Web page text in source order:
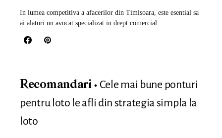
In lumea competitiva a afacerilor din Timisoara, este esential sa
ai alaturi un avocat specializat in drept comercial…
Recomandari
Cele mai bune ponturi
pentru loto le afli din strategia simpla la
loto